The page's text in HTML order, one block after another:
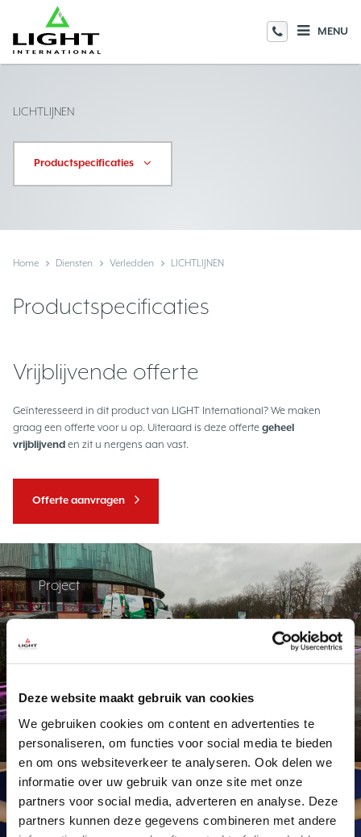
Deze website maakt gebruik van cookies
We gebruiken cookies om content en advertenties te
personaliseren, om functies voor social media te bieden
en om ons websiteverkeer te analyseren. Ook delen we
informatie over uw gebruik van onze site met onze
partners voor social media, adverteren en analyse. Deze
partners kunnen deze gegevens combineren met andere
MENU
LICHTLIJNEN
Productspecificaties
Home Diensten Verledden LICHTLIJNEN
Productspecificaties
Vrijblijvende offerte
Geïnteresseerd in dit product van LIGHT International? We maken
graag een offerte voor u op. Uiteraard is deze offerte geheel
vrijblijvend en zit u nergens aan vast.
Offerte aanvragen
Project
Stadschouwburg HoornHoorn
Bekijk dit project
Project